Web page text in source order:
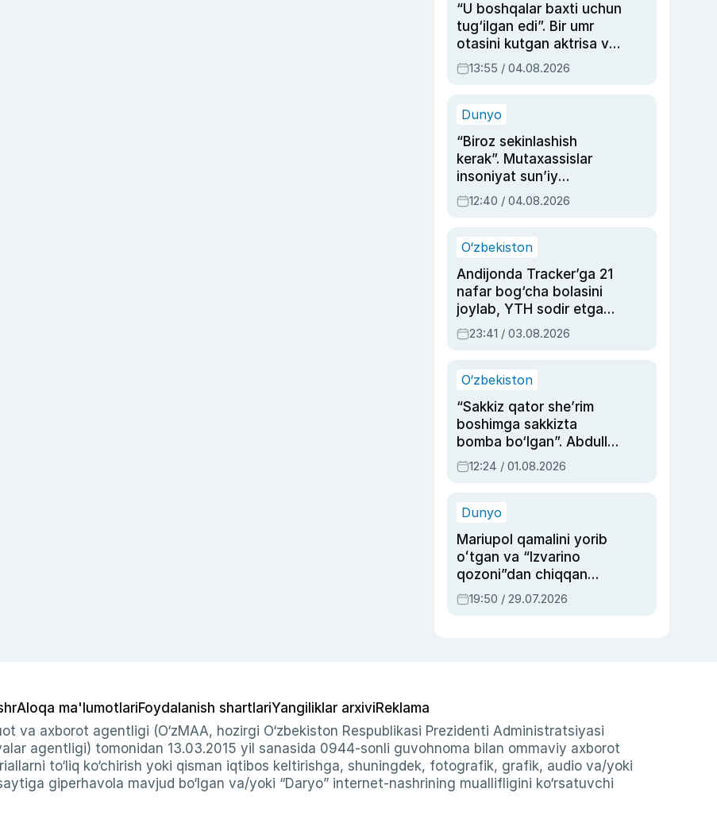
“U boshqalar baxti uchun
tug‘ilgan edi”. Bir umr
otasini kutgan aktrisa va
dublyaj ustasi Rimma
Ahmedovaning
13:55 / 04.08.2026
Dunyo
“Biroz sekinlashish
kerak”. Mutaxassislar
insoniyat sun’iy
intellektni boshqara
olmay qolishidan xavotir
12:40 / 04.08.2026
O‘zbekiston
Andijonda Tracker’ga 21
nafar bog‘cha bolasini
joylab, YTH sodir etgan
ayolga sud hukmi o‘qildi
23:41 / 03.08.2026
O‘zbekiston
“Sakkiz qator she’rim
boshimga sakkizta
bomba bo‘lgan”. Abdulla
Oripovni siyosiy
ayblovlardan asrab
12:24 / 01.08.2026
Dunyo
Mariupol qamalini yorib
oʻtgan va “Izvarino
qozoni”dan chiqqan
qahramon — Ukraina
armiyasi bosh
19:50 / 29.07.2026
Aloqa ma'lumotlariFoydalanish shartlariYangiliklar arxiviReklama
va axborot agentligi (O‘zMAA, hozirgi O‘zbekiston Respublikasi Prezidenti Administratsiyasi
agentligi) tomonidan 13.03.2015 yil sanasida 0944-sonli guvohnoma bilan ommaviy axborot
to‘liq ko‘chirish yoki qisman iqtibos keltirishga, shuningdek, fotografik, grafik, audio va/yoki
giperhavola mavjud bo‘lgan va/yoki “Daryo” internet-nashrining muallifligini ko‘rsatuvchi